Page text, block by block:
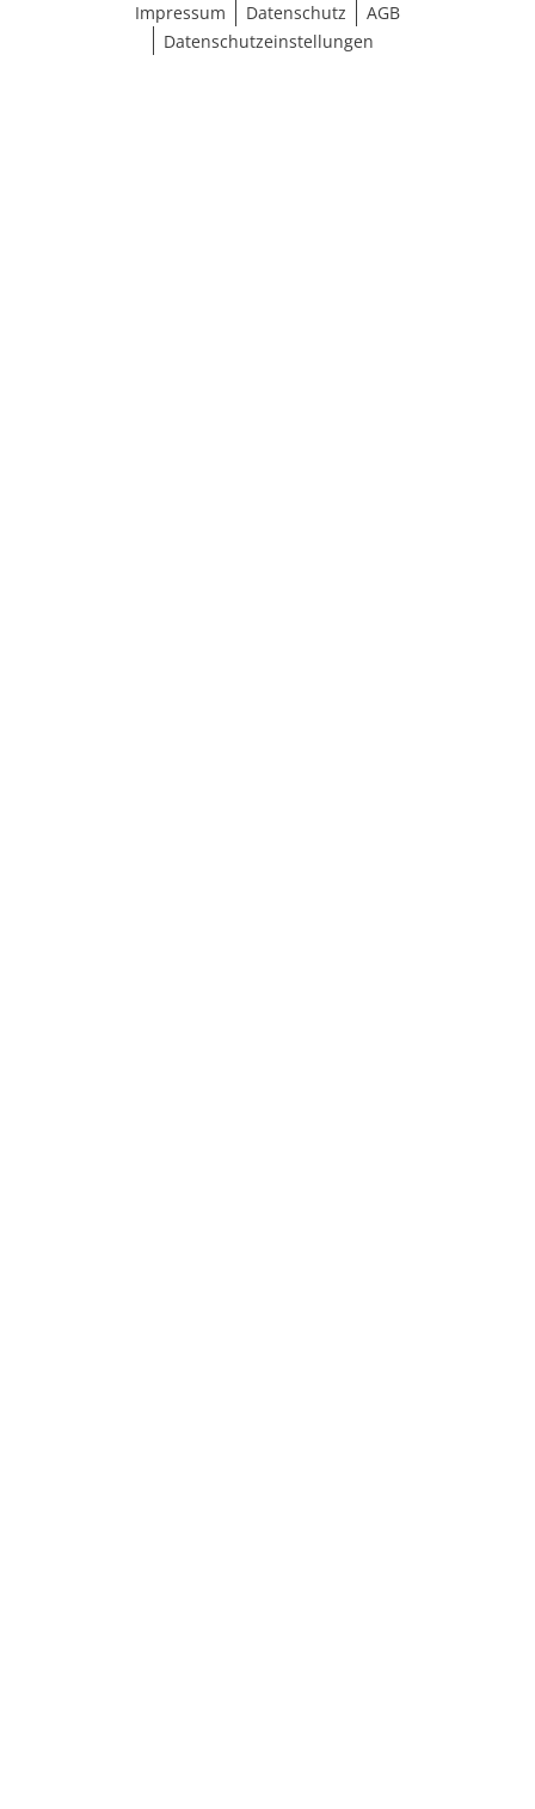
Impressum
Datenschutz
AGB
Datenschutzeinstellungen